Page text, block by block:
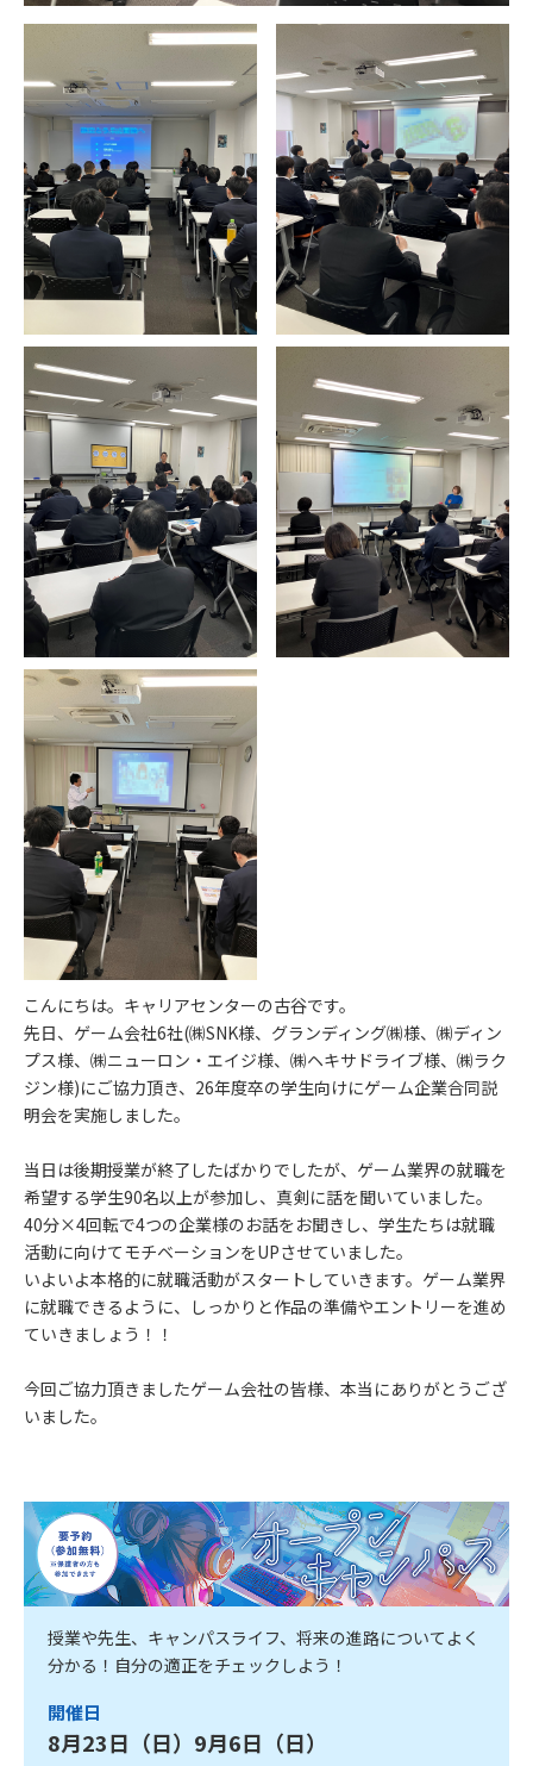
こんにちは。キャリアセンターの古谷です。
先日、ゲーム会社6社(㈱SNK様、グランディング㈱様、㈱ディン
プス様、㈱ニューロン・エイジ様、㈱ヘキサドライブ様、㈱ラク
ジン様)にご協力頂き、26年度卒の学生向けにゲーム企業合同説
明会を実施しました。
当日は後期授業が終了したばかりでしたが、ゲーム業界の就職を
希望する学生90名以上が参加し、真剣に話を聞いていました。
40分×4回転で4つの企業様のお話をお聞きし、学生たちは就職
活動に向けてモチベーションをUPさせていました。
いよいよ本格的に就職活動がスタートしていきます。ゲーム業界
に就職できるように、しっかりと作品の準備やエントリーを進め
ていきましょう！！
今回ご協力頂きましたゲーム会社の皆様、本当にありがとうござ
いました。
授業や先生、キャンパスライフ、将来の進路についてよく
分かる！自分の適正をチェックしよう！
開催日
8月23日（日）9月6日（日）